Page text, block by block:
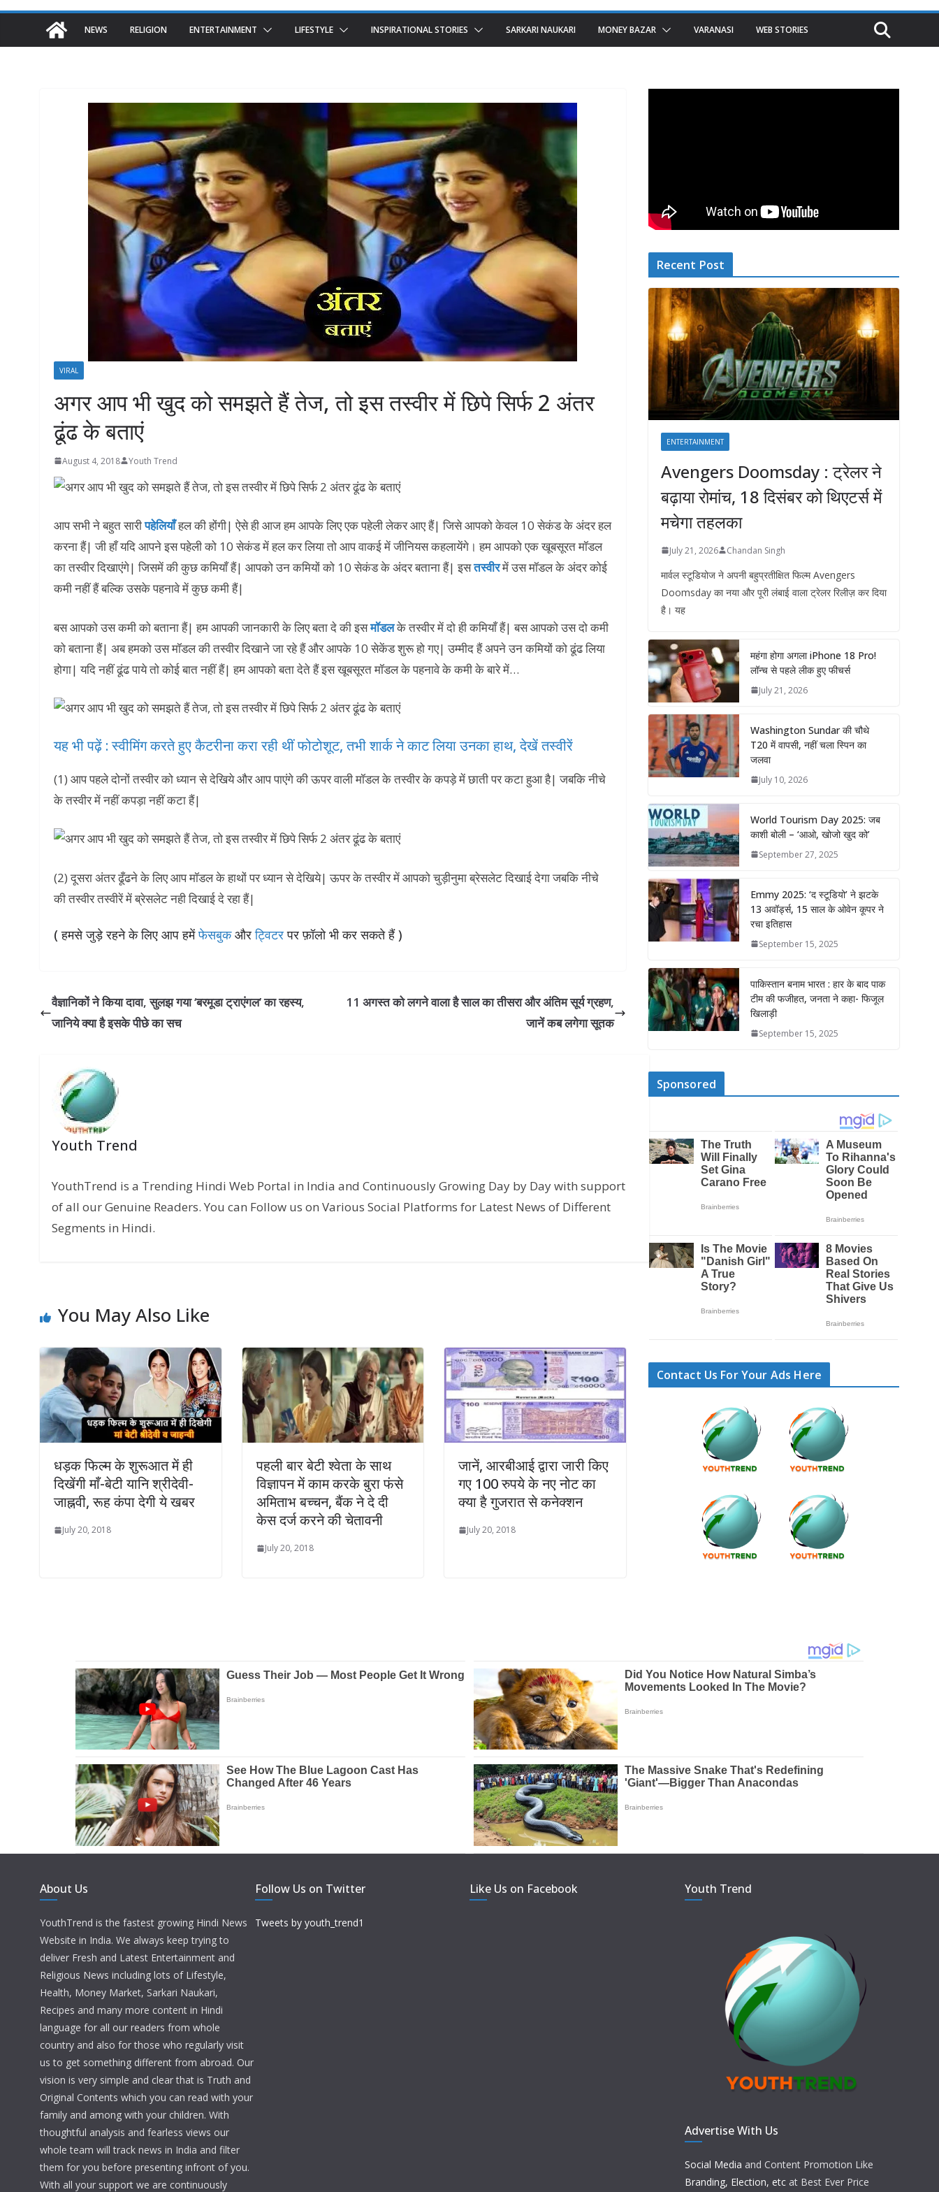
NEWS RELIGION ENTERTAINMENT LIFESTYLE INSPIRATIONAL STORIES SARKARI NAUKARI MONEY BAZAR VARANASI WEB STORIES
VIRAL
अगर आप भी खुद को समझते हैं तेज, तो इस तस्‍वीर में छिपे सिर्फ 2 अंतर
ढूंढ के बताएं
August 4, 2018 Youth Trend
आप सभी ने बहुत सारीपहेलियाँहल की होंगी| ऐसे ही आज हम आपके लिए एक पहेली लेकर आए हैं| जिसे आपको केवल 10 सेकंड के अंदर हल
करना हैं| जी हाँ यदि आपने इस पहेली को 10 सेकंड में हल कर लिया तो आप वाकई में जीनियस कहलायेंगे। हम आपको एक खूबसूरत मॉडल
का तस्वीर दिखाएंगे| जिसमें की कुछ कमियाँ हैं| आपको उन कमियों को 10 सेकंड के अंदर बताना हैं| इसतस्वीरमें उस मॉडल के अंदर कोई
कमी नहीं हैं बल्कि उसके पहनावे में कुछ कमी हैं|
बस आपको उस कमी को बताना हैं| हम आपकी जानकारी के लिए बता दे की इसमॉडलके तस्वीर में दो ही कमियाँ हैं| बस आपको उस दो कमी
को बताना हैं| अब हमको उस मॉडल की तस्वीर दिखाने जा रहे हैं और आपके 10 सेकेंड शुरू हो गए| उम्मीद हैं अपने उन कमियों को ढूंढ लिया
होगा| यदि नहीं ढूंढ पाये तो कोई बात नहीं हैं| हम आपको बता देते हैं इस खूबसूरत मॉडल के पहनावे के कमी के बारे में…
यह भी पढ़ें : स्वीमिंग करते हुए कैटरीना करा रही थीं फोटोशूट, तभी शार्क ने काट लिया उनका हाथ, देखें तस्‍वीरें
(1) आप पहले दोनों तस्वीर को ध्यान से देखिये और आप पाएंगे की ऊपर वाली मॉडल के तस्वीर के कपड़े में छाती पर कटा हुआ है| जबकि नीचे
के तस्वीर में नहीं कपड़ा नहीं कटा हैं|
(2) दूसरा अंतर ढूँढने के लिए आप मॉडल के हाथों पर ध्यान से देखिये| ऊपर के तस्वीर में आपको चुड़ीनुमा ब्रेसलेट दिखाई देगा जबकि नीचे
की तस्वीर तस्वीरें में ब्रेसलेट नही दिखाई दे रहा हैं|
( हमसे जुड़े रहने के लिए आप हमेंफेसबुकऔरट्विटरपर फ़ॉलो भी कर सकते हैं )
वैज्ञानिकों ने किया दावा, सुलझ गया ‘बरमूडा ट्राएंगल’ का रहस्‍य,
जानिये क्या है इसके पीछे का सच
11 अगस्त को लगने वाला है साल का तीसरा और अंतिम सूर्य ग्रहण,
जानें कब लगेगा सूतक
Youth Trend
YouthTrend is a Trending Hindi Web Portal in India and Continuously Growing Day by Day with support
of all our Genuine Readers. You can Follow us on Various Social Platforms for Latest News of Different
Segments in Hindi.
You May Also Like
धड़क फिल्म के शुरूआत में ही
दिखेंगी माँ-बेटी यानि श्रीदेवी-
जाह्नवी, रूह कंपा देगी ये खबर
July 20, 2018
पहली बार बेटी श्वेता के साथ
विज्ञापन में काम करके बुरा फंसे
अमिताभ बच्चन, बैंक ने दे दी
केस दर्ज करने की चेतावनी
July 20, 2018
जानें, आरबीआई द्वारा जारी किए
गए 100 रुपये के नए नोट का
क्या है गुजरात से कनेक्शन
July 20, 2018
Recent Post
ENTERTAINMENT
Avengers Doomsday : ट्रेलर ने
बढ़ाया रोमांच, 18 दिसंबर को थिएटर्स में
मचेगा तहलका
July 21, 2026 Chandan Singh
मार्वल स्टूडियोज ने अपनी बहुप्रतीक्षित फिल्म Avengers
Doomsday का नया और पूरी लंबाई वाला ट्रेलर रिलीज़ कर दिया
है। यह
महंगा होगा अगला iPhone 18 Pro!
लॉन्च से पहले लीक हुए फीचर्स
July 21, 2026
Washington Sundar की चौथे
T20 में वापसी, नहीं चला स्पिन का
जलवा
July 10, 2026
World Tourism Day 2025: जब
काशी बोली – ‘आओ, खोजो खुद को’
September 27, 2025
Emmy 2025: ‘द स्टूडियो’ ने झटके
13 अवॉर्ड्स, 15 साल के ओवेन कूपर ने
रचा इतिहास
September 15, 2025
पाकिस्तान बनाम भारत : हार के बाद पाक
टीम की फजीहत, जनता ने कहा- फिजूल
खिलाड़ी
September 15, 2025
Sponsored
Contact Us For Your Ads Here
About Us
YouthTrend is the fastest growing Hindi News
Website in India. We always keep trying to
deliver Fresh and Latest Entertainment and
Religious News including lots of Lifestyle,
Health, Money Market, Sarkari Naukari,
Recipes and many more content in Hindi
language for all our readers from whole
country and also for those who regularly visit
us to get something different from abroad. Our
vision is very simple and clear that is Truth and
Original Contents which you can read with your
family and among with your children. With
thoughtful analysis and fearless views our
whole team will track news in India and filter
them for you before presenting infront of you.
With all your support we are continuously
Follow Us on Twitter
Tweets by youth_trend1
Like Us on Facebook Youth Trend
Advertise With Us
Social Media and Content Promotion Like
Branding, Election, etcat Best Ever Price